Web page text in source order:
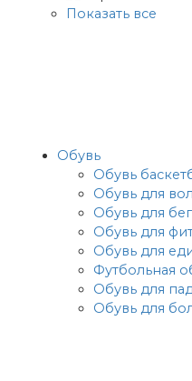
Показать все
Обувь
Обувь
Обувь для
Обувь для
Обувь для
Обувь для
Футбольная
Обувь для
Обувь для